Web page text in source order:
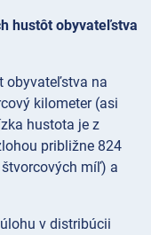
hustôt obyvateľstva
obyvateľstva na
kilometer (asi
hustota je z
približne 824
míľ) a
v distribúcii